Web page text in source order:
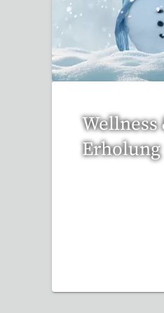
17 Reisen
Wellness
Erholung